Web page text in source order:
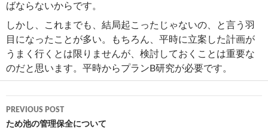
ばならないからです。
しかし、これまでも、結局起こったじゃないの、と言う羽
目になったことが多い。もちろん、平時に立案した計画が
うまく行くとは限りませんが、検討しておくことは重要な
のだと思います。平時からプランB研究が必要です。
Post
navigation
PREVIOUS POST
ため池の管理保全について